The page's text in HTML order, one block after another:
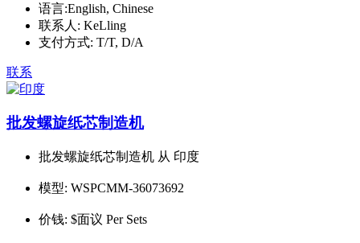
语言:English, Chinese
联系人: KeLling
支付方式: T/T, D/A
联系
批发螺旋纸芯制造机
批发螺旋纸芯制造机 从 印度
模型: WSPCMM-36073692
价钱: $面议 Per Sets